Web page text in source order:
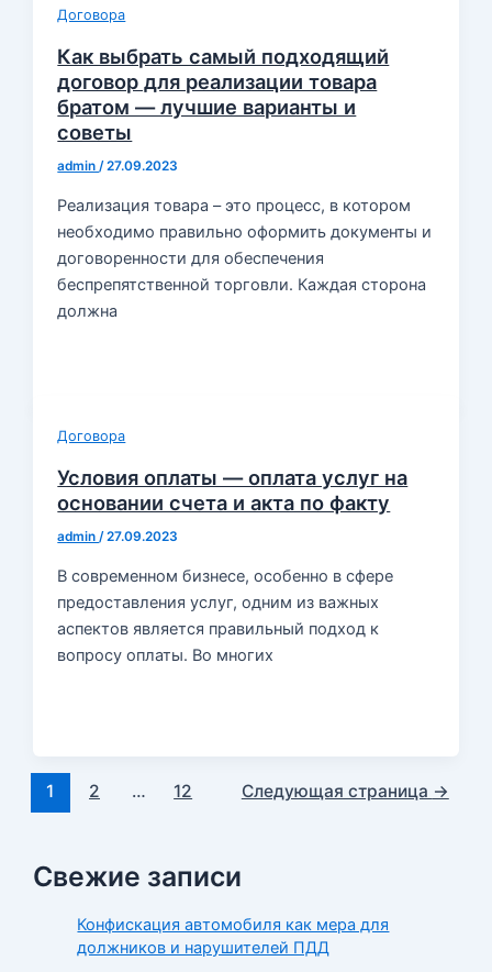
Договора
Как выбрать самый подходящий
договор для реализации товара
братом — лучшие варианты и
советы
admin/27.09.2023
Реализация товара – это процесс, в котором
необходимо правильно оформить документы и
договоренности для обеспечения
беспрепятственной торговли. Каждая сторона
должна
Договора
Условия оплаты — оплата услуг на
основании счета и акта по факту
admin/27.09.2023
В современном бизнесе, особенно в сфере
предоставления услуг, одним из важных
аспектов является правильный подход к
вопросу оплаты. Во многих
Постраничная
навигация
1 2 … 12 Следующая страница →
Свежие записи
Конфискация автомобиля как мера для
должников и нарушителей ПДД